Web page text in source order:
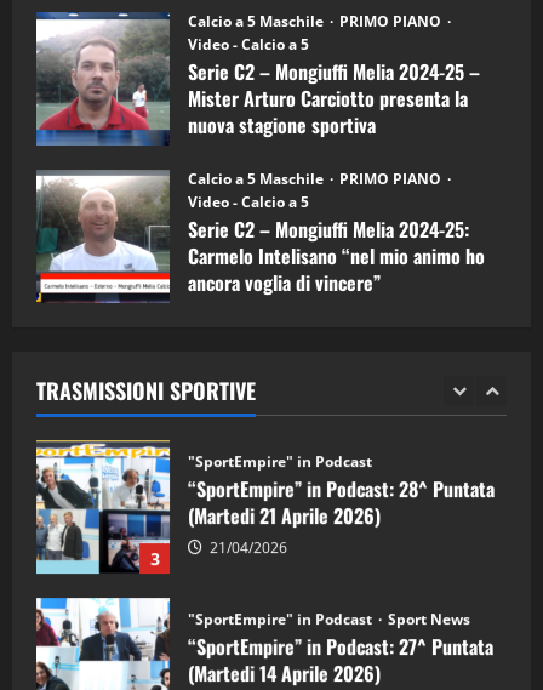
Calcio a 5 Maschile
PRIMO PIANO
Video - Calcio a 5
Serie C2 – Mongiuffi Melia 2024-25 –
Mister Arturo Carciotto presenta la
nuova stagione sportiva
Calcio a 5 Maschile
PRIMO PIANO
Video - Calcio a 5
Serie C2 – Mongiuffi Melia 2024-25:
Carmelo Intelisano “nel mio animo ho
ancora voglia di vincere”
TRASMISSIONI SPORTIVE
5
“SportEmpire” in Podcast: 26^ Puntata
(Martedi 07 Aprile 2026)
08/04/2026
1
“SportEmpire” in Podcast: 30^ Puntata
(Martedi 05 Maggio 2026)
08/05/2026
2 28/04/2026
3
"SportEmpire" in Podcast
“SportEmpire” in Podcast: 28^ Puntata
(Martedi 21 Aprile 2026)
21/04/2026
"SportEmpire" in Podcast Sport News
“SportEmpire” in Podcast: 27^ Puntata
(Martedi 14 Aprile 2026)